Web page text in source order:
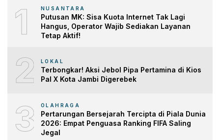
1 NUSANTARA
Putusan MK: Sisa Kuota Internet Tak Lagi
Hangus, Operator Wajib Sediakan Layanan
Tetap Aktif!
2 LOKAL
Terbongkar! Aksi Jebol Pipa Pertamina di Kios
Pal X Kota Jambi Digerebek
3 OLAHRAGA
Pertarungan Bersejarah Tercipta di Piala Dunia
2026: Empat Penguasa Ranking FIFA Saling
Jegal